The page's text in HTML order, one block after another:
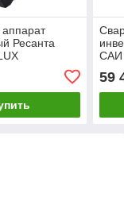
Ресанта
САИ
59